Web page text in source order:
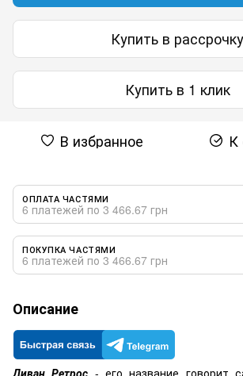
Купить в рассрочку
Купить в 1 клик
В избранное К
ОПЛАТА ЧАСТЯМИ
6 платежей по 3 466.67 грн
ПОКУПКА ЧАСТЯМИ
6 платежей по 3 466.67 грн
Описание
Диван Ретрос - его название говорит